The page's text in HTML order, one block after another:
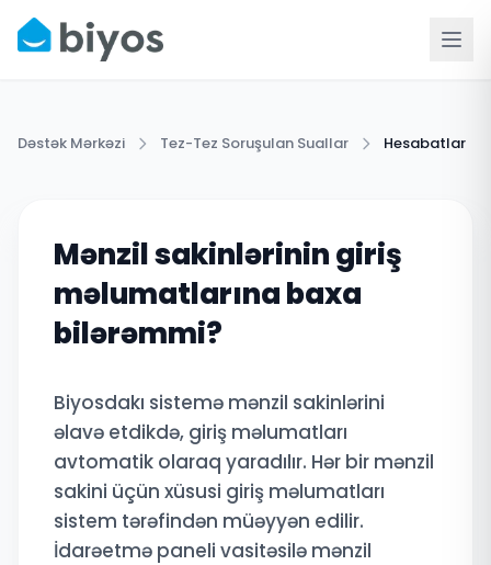
Dəstək Mərkəzi Tez-Tez Soruşulan Suallar Hesabatlar
Mənzil sakinlərinin giriş
məlumatlarına baxa
bilərəmmi?
Biyosdakı sistemə mənzil sakinlərini
əlavə etdikdə, giriş məlumatları
avtomatik olaraq yaradılır. Hər bir mənzil
sakini üçün xüsusi giriş məlumatları
sistem tərəfindən müəyyən edilir.
İdarəetmə paneli vasitəsilə mənzil